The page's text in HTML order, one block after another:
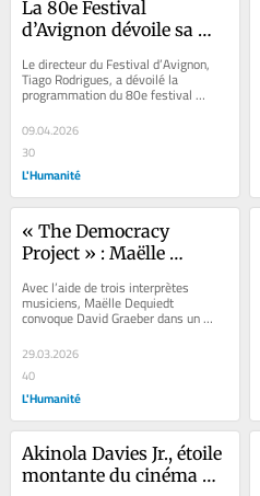
La 80e Festival
d’Avignon dévoile sa
la langue coréenne à
l’honneur
Le directeur du Festival d’Avignon,
Tiago Rodrigues, a dévoilé la
programmation du 80e festival
d’Avignon, forte de 47 spectacles,
promettant...
09.04.2026
30
L'Humanité
« The Democracy
Project » : Maëlle
l’anthropologue David
Graeber sur les
Avec l’aide de trois interprètes
musiciens, Maëlle Dequiedt
convoque David Graeber dans un
spectacle qui met joyeusement en
tension la pensée et...
29.03.2026
40
L'Humanité
Akinola Davies Jr., étoile
montante du cinéma